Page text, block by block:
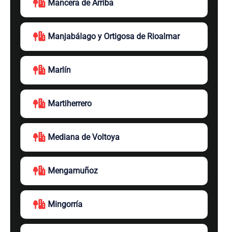
Mancera de Arriba
Manjabálago y Ortigosa de Rioalmar
Marlín
Martiherrero
Mediana de Voltoya
Mengamuñoz
Mingorría